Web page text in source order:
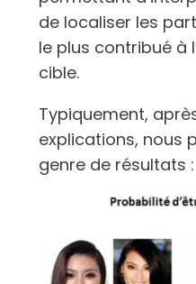
de localiser les
le plus contribué à
cible.
Typiquement,
explications, nous
genre de résultats :